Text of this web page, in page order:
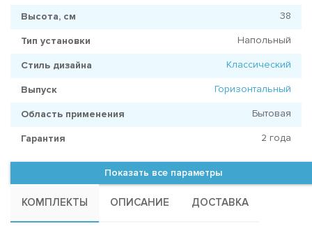
Высота, см 38
Тип установки Напольный
Стиль дизайна Классический
Выпуск Горизонтальный
Область применения Бытовая
Гарантия 2 года
Показать все параметры
КОМПЛЕКТЫ ОПИСАНИЕ ДОСТАВКА